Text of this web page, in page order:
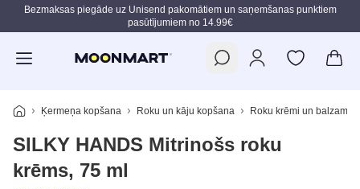
Pāriet uz galveno saturu
Bezmaksas piegāde uz Unisend pakomātiem un saņemšanas punktiem
pasūtījumiem no 14.99€
Ķermeņa kopšana Roku un kāju kopšana Roku krēmi un balzami
SILKY HANDS Mitrinošs roku
krēms, 75 ml